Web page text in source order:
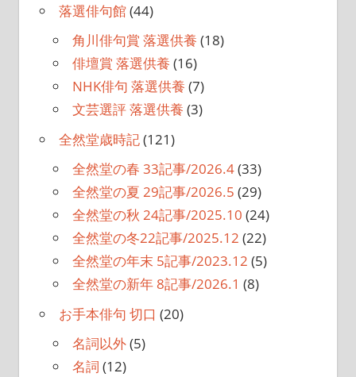
落選俳句館(44)
角川俳句賞 落選供養 (18)
俳壇賞 落選供養 (16)
NHK俳句 落選供養 (7)
文芸選評 落選供養 (3)
全然堂歳時記(121)
全然堂の春 33記事/2026.4(33)
全然堂の夏 29記事/2026.5 (29)
全然堂の秋 24記事/2025.10 (24)
全然堂の冬22記事/2025.12 (22)
全然堂の年末 5記事/2023.12 (5)
全然堂の新年 8記事/2026.1 (8)
お手本俳句 切口 (20)
名詞以外(5)
名詞 (12)